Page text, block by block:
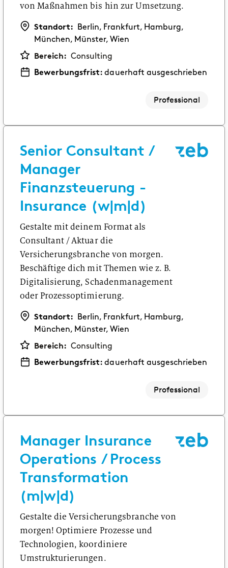
Nimm eine neue berufliche Rolle in der
von Maßnahmen bis hin zur Umsetzung.
Standort:
Berlin, Frankfurt, Hamburg,
München, Münster, Wien
Bereich: Consulting
Bewerbungsfrist:dauerhaft ausgeschrieben
Professional
Senior Consultant /
Manager
Finanzsteuerung -
Insurance (w|m|d)
Gestalte mit deinem Format als
Consultant / Aktuar die
Versicherungsbranche von morgen.
Beschäftige dich mit Themen wie z. B.
Digitalisierung, Schadenmanagement
oder Prozessoptimierung.
Standort:
Berlin, Frankfurt, Hamburg,
München, Münster, Wien
Bereich: Consulting
Bewerbungsfrist:dauerhaft ausgeschrieben
Professional
Manager Insurance
Operations / Process
Transformation
(m|w|d)
Gestalte die Versicherungsbranche von
morgen! Optimiere Prozesse und
Technologien, koordiniere
Umstrukturierungen.